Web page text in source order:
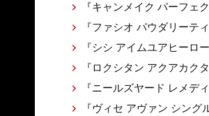
『キャンメイク パーフェ
『ファシオ パウダリーテ
『シシ アイムユアヒーロ
『ロクシタン アクアカ
『ニールズヤード レメデ
『ヴィセ アヴァン シン